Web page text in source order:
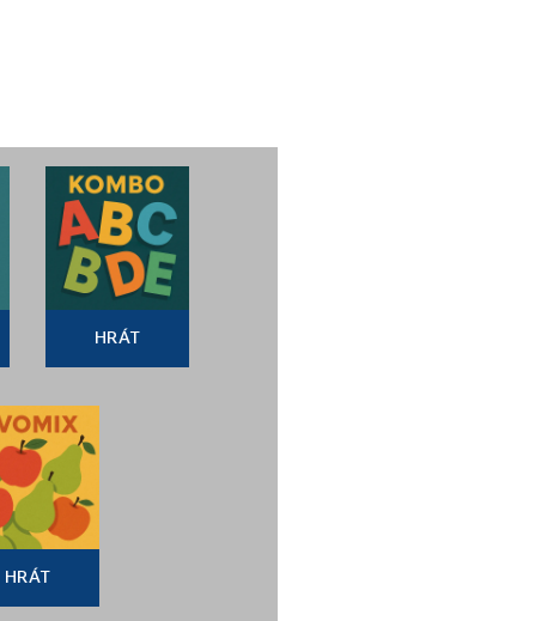
HRÁT
HRÁT